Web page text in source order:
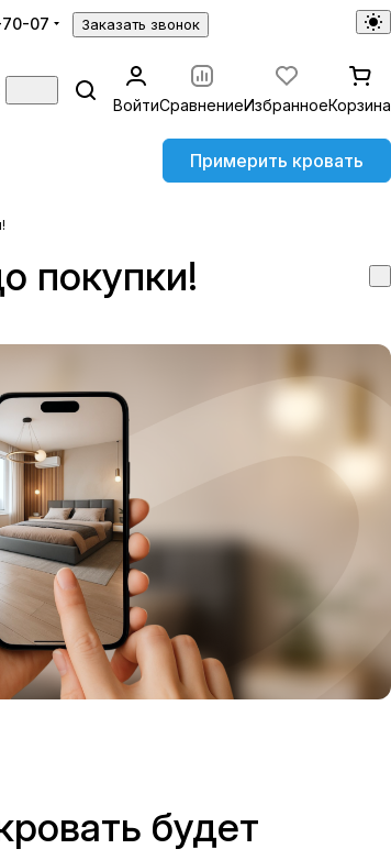
70-07 Заказать звонок
ВойтиСравнениеИзбранноеКорзина
Примерить кровать
покупки!
будет